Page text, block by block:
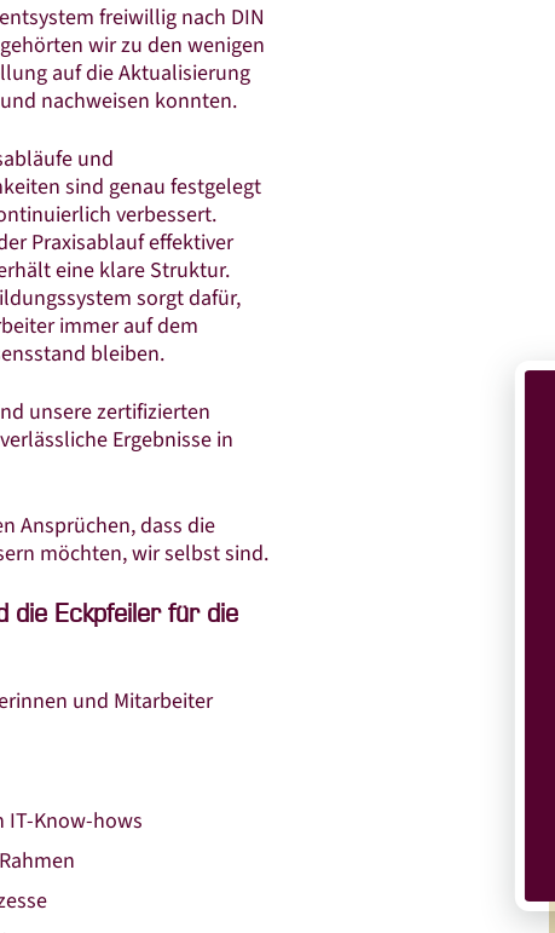
freiwillig nach DIN
wir zu den wenigen
auf die Aktualisierung
nachweisen konnten.
und
sind genau festgelegt
verbessert.
Praxisablauf effektiver
eine klare Struktur.
sorgt dafür,
immer auf dem
bleiben.
unsere zertifizierten
Ergebnisse in
Ansprüchen, dass die
möchten, wir selbst sind.
die Eckpfeiler für die
und Mitarbeiter
IT-Know-hows